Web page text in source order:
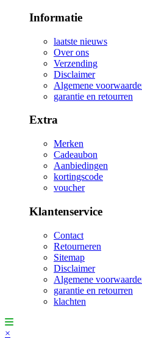
Informatie
laatste nieuws
Over ons
Verzending
Disclaimer
Algemene
garantie en retourren
Extra
Merken
Cadeaubon
Aanbiedingen
kortingscode
voucher
Klantenservice
Contact
Retourneren
Sitemap
Disclaimer
Algemene
garantie en retourren
klachten
×